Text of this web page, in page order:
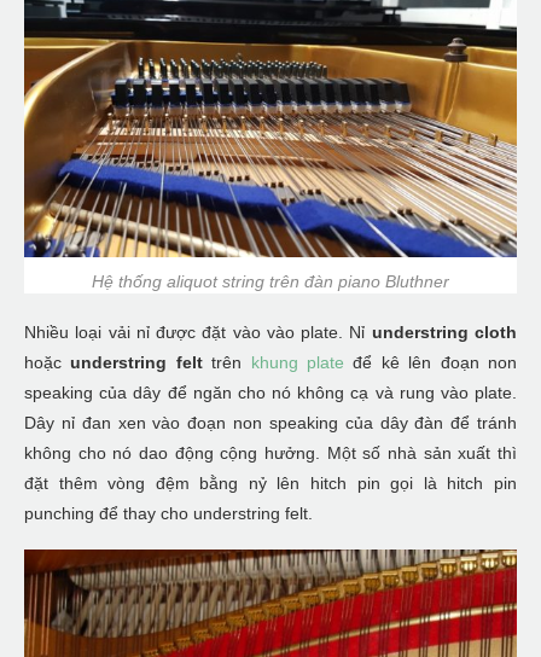
Hệ thống aliquot string trên đàn piano Bluthner
Nhiều loại vải nỉ được đặt vào vào plate. Nỉ understring cloth
hoặcunderstring felttrên khung plate để kê lên đoạn non
speaking của dây để ngăn cho nó không cạ và rung vào plate.
Dây nỉ đan xen vào đoạn non speaking của dây đàn để tránh
không cho nó dao động cộng hưởng. Một số nhà sản xuất thì
đặt thêm vòng đệm bằng nỷ lên hitch pin gọi là hitch pin
punching để thay cho understring felt.